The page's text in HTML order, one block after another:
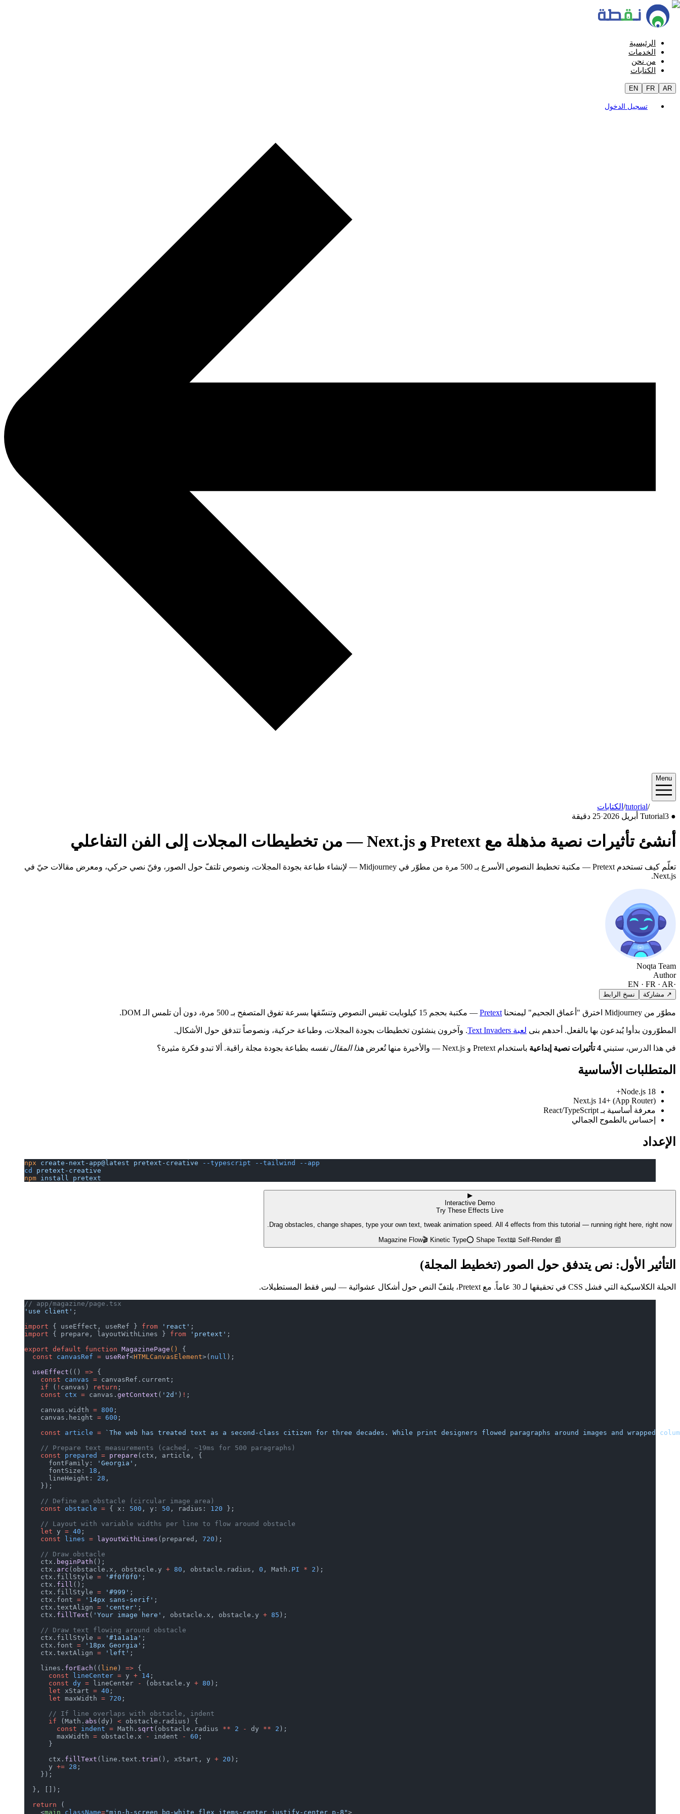
الرئيسية
الخدمات
من نحن
الكتابات
EN FR AR
تسجيل الدخول
Menu
الكتابات /tutorial/2026/04
●
Tutorial3 أبريل 2026 ·25 دقيقة
أنشئ تأثيرات نصية مذهلة مع Pretext و Next.js — من تخطيطات المجلات إلى الفن التفاعلي
تعلّم كيف تستخدم Pretext — مكتبة تخطيط النصوص الأسرع بـ 500 مرة من مطوّر في Midjourney — لإنشاء طباعة بجودة المجلات، ونصوص تلتفّ حول الصور، وفنّ نصي حركي، ومعرض مقالات حيّ في
Next.js.
Noqta Team
Author
·
EN · FR · AR
↗ مشاركة نسخ الرابط
مطوّر من Midjourney اخترق "أعماق الجحيم" ليمنحنا Pretext — مكتبة بحجم 15 كيلوبايت تقيس النصوص وتنسّقها بسرعة تفوق المتصفح بـ 500 مرة، دون أن تلمس الـ DOM.
المطوّرون بدأوا يُبدعون بها بالفعل. أحدهم بنى لعبة Text Invaders . وآخرون ينشئون تخطيطات بجودة المجلات، وطباعة حركية، ونصوصاً تتدفق حول الأشكال.
في هذا الدرس، ستبني 4 تأثيرات نصية إبداعية باستخدام Pretext و Next.js — والأخيرة منها تُعرض هذا المقال نفسه بطباعة بجودة مجلة راقية. ألا تبدو فكرة مثيرة؟
المتطلبات الأساسية
Node.js 18+
Next.js 14+ (App Router)
معرفة أساسية بـ React/TypeScript
إحساس بالطموح الجمالي
الإعداد
npx create-next-app@latest pretext-creative --typescript --tailwind
--app
cd
pretext-creative
npm install pretext
▶
Interactive Demo
Try These Effects Live
Drag obstacles, change shapes, type your own text, tweak animation speed. All 4 effects from this tutorial — running right here, right now.
📰
Magazine Flow🎬 Kinetic Type⭕ Shape Text📖 Self-Render
التأثير الأول: نص يتدفق حول الصور (تخطيط المجلة)
الحيلة الكلاسيكية التي فشل CSS في تحقيقها لـ 30 عاماً. مع Pretext، يلتفّ النص حول أشكال عشوائية — ليس فقط المستطيلات.
// app/magazine/page.tsx
'use client' ;
import { useEffect, useRef } from 'react' ;
import { prepare, layoutWithLines } from 'pretext' ;
export default function MagazinePage () {
  const
canvasRef = useRef<HTMLCanvasElement>( null );
  useEffect
(() => {
    const
canvas = canvasRef.current;
    if
( ! canvas) return ;
    const
ctx = canvas. getContext ( '2d' ) ! ;
    canvas.width
= 800 ;
    canvas.height
= 600 ;
    const
article = `The web has treated text as a second-class citizen for three decades. While print designers flowed paragraphs around images and wrapped
    // Prepare text measurements (cached, ~19ms for 500 paragraphs)
    const
prepared = prepare (ctx, article, {
      fontFamily:
'Georgia' ,
      fontSize:
18 ,
      lineHeight:
28 ,
    });
    // Define an obstacle (circular image area)
    const
obstacle = { x: 500 , y: 50 , radius: 120 };
    // Layout with variable widths per line to flow around obstacle
    let
y = 40 ;
    const
lines = layoutWithLines (prepared, 720 );
    // Draw obstacle
    ctx.
beginPath ();
    ctx.
arc (obstacle.x, obstacle.y + 80 , obstacle.radius, 0 , Math. PI * 2 );
    ctx.fillStyle
= '#f0f0f0' ;
    ctx.
fill ();
    ctx.fillStyle
= '#999' ;
    ctx.font
= '14px sans-serif' ;
    ctx.textAlign
= 'center' ;
    ctx.
fillText ( 'Your image here' , obstacle.x, obstacle.y + 85 );
    // Draw text flowing around obstacle
    ctx.fillStyle
= '#1a1a1a' ;
    ctx.font
= '18px Georgia' ;
    ctx.textAlign
= 'left' ;
    lines.
forEach (( line ) => {
      const
lineCenter = y + 14 ;
      const
dy = lineCenter - (obstacle.y + 80 );
      let
xStart = 40 ;
      let
maxWidth = 720 ;
      // If line overlaps with obstacle, indent
      if
(Math. abs (dy) < obstacle.radius) {
        const
indent = Math. sqrt (obstacle.radius ** 2 - dy ** 2 );
        maxWidth
= obstacle.x - indent - 60 ;
      }
      ctx.
fillText (line.text. trim(), xStart, y + 20 );
      y
+= 28 ;
    });
  }, []);
  return
(
    <
main className="min-h-screen bg-white flex items-center justify-center p-8">